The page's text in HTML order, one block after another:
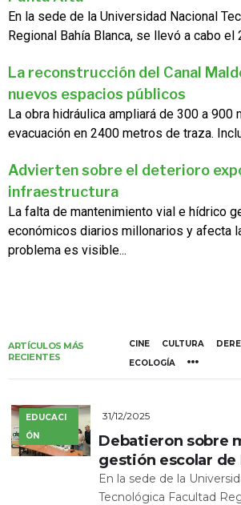
En la sede de la Universidad Nacional
Regional Bahía Blanca, se llevó a cabo el
La reconstrucción del Canal
nuevos espacios públicos
La obra hidráulica ampliará de 300 a 900
evacuación en 2400 metros de traza.
Advierten sobre el deterioro
infraestructura
La falta de mantenimiento vial e hídrico
económicos diarios millonarios y afecta
problema es visible...
ARTÍCULOS MÁS
RECIENTES
CINE CULTURA
ECOLOGÍA
EDUCACI
ÓN
31/12/2025
Debatieron sobre
gestión escolar de
En la sede de la
Tecnológica Facultad